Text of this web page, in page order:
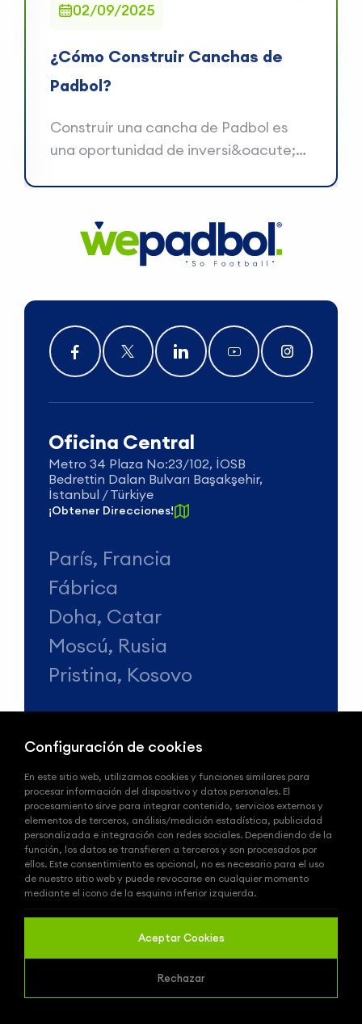
02/09/2025
¿Cómo Construir Canchas de
Padbol?
Construir una cancha de Padbol es
una oportunidad de inversi&oacute;n
Oficina Central
Metro 34 Plaza No:23/102, İOSB
Bedrettin Dalan Bulvarı Başakşehir,
İstanbul / Türkiye
¡Obtener Direcciones!
París, Francia
Fábrica
Doha, Catar
Moscú, Rusia
Pristina, Kosovo
Teléfono
+90 (212) 678 13 13
e-Mail
info@wepadbol.es
WePadbol es una Marca de
Configuración de cookies
En este sitio web, utilizamos cookies y funciones similares para
procesar información del dispositivo y datos personales. El
procesamiento sirve para integrar contenido, servicios externos y
elementos de terceros, análisis/medición estadística, publicidad
personalizada e integración con redes sociales. Dependiendo de la
función, los datos se transfieren a terceros y son procesados ​​por
ellos. Este consentimiento es opcional, no es necesario para el uso
de nuestro sitio web y puede revocarse en cualquier momento
mediante el icono de la esquina inferior izquierda.
Aceptar Cookies
Rechazar